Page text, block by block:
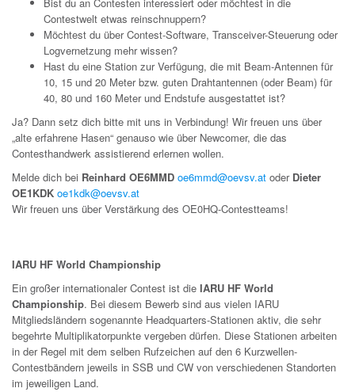
Contestwelt etwas reinschnuppern?
Möchtest du über Contest-Software, Transceiver-Steuerung oder
Logvernetzung mehr wissen?
Hast du eine Station zur Verfügung, die mit Beam-Antennen für
10, 15 und 20 Meter bzw. guten Drahtantennen (oder Beam) für
40, 80 und 160 Meter und Endstufe ausgestattet ist?
Ja? Dann setz dich bitte mit uns in Verbindung! Wir freuen uns über
„alte erfahrene Hasen“ genauso wie über Newcomer, die das
Contesthandwerk assistierend erlernen wollen.
Melde dich bei Reinhard OE6MMD oe6mmd@oevsv.at oder Dieter
OE1KDK oe1kdk@oevsv.at
Wir freuen uns über Verstärkung des OE0HQ-Contestteams!
IARU HF World Championship
Ein großer internationaler Contest ist die IARU HF World
Championship. Bei diesem Bewerb sind aus vielen IARU
Mitgliedsländern sogenannte Headquarters-Stationen aktiv, die sehr
begehrte Multiplikatorpunkte vergeben dürfen. Diese Stationen arbeiten
in der Regel mit dem selben Rufzeichen auf den 6 Kurzwellen-
Contestbändern jeweils in SSB und CW von verschiedenen Standorten
im jeweiligen Land.